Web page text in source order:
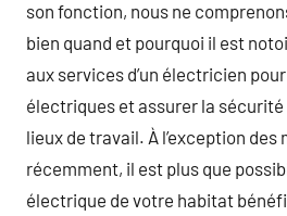
son fonction, nous ne
bien quand et pourquoi il est
aux services d’un électricien
électriques et assurer la sécurité
lieux de travail. À l’exception
récemment, il est plus que
électrique de votre habitat